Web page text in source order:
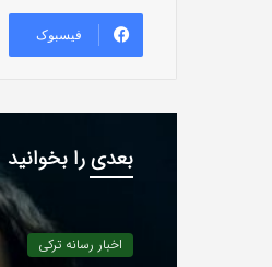
فیسبوک
بعدی را بخوانید
اخبار رسانه خارجی